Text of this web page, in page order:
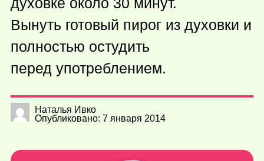
Вынуть готовый пирог из духовки и
полностью остудить
перед употреблением.
Наталья Ивко
Опубликовано: 7 января 2014